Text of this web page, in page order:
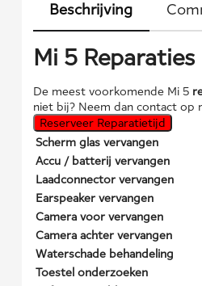
Beschrijving
Mi 5 Reparaties
De meest voorkomende Mi 5
niet bij? Neem dan contact op
Reserveer Reparatietijd
Scherm glas vervangen
Accu / batterij vervangen
Laadconnector vervangen
Earspeaker vervangen
Camera voor vervangen
Camera achter vervangen
Waterschade behandeling
Toestel onderzoeken